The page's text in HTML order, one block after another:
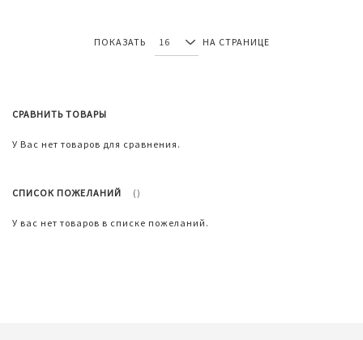
ПОКАЗАТЬ НА СТРАНИЦЕ
СРАВНИТЬ ТОВАРЫ
У Вас нет товаров для сравнения.
СПИСОК ПОЖЕЛАНИЙ
У вас нет товаров в списке пожеланий.